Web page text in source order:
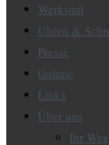
Werkstatt
Uhren &
Presse
Galerie
Links
Über uns
Ihr